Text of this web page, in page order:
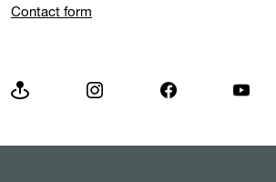
Contact form